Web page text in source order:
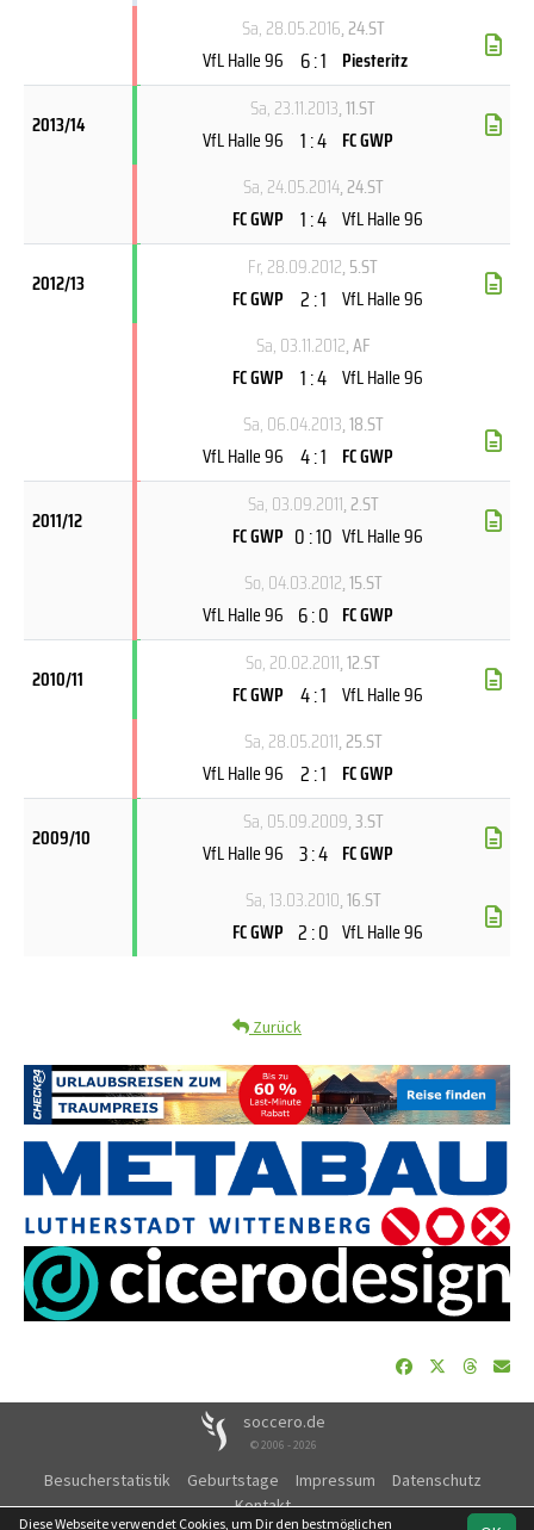
Sa, 28.05.2016, 24.ST
VfL Halle 96
6 : 1 Piesteritz
2013/14
Sa, 23.11.2013, 11.ST
VfL Halle 96 1 : 4 FC GWP
Sa, 24.05.2014, 24.ST
FC GWP 1 : 4 VfL Halle 96
2012/13
Fr, 28.09.2012, 5.ST
FC GWP 2 : 1 VfL Halle 96
Sa, 03.11.2012, AF
FC GWP 1 : 4 VfL Halle 96
Sa, 06.04.2013, 18.ST
VfL Halle 96 4 : 1 FC GWP
2011/12
Sa, 03.09.2011, 2.ST
FC GWP 0 : 10 VfL Halle 96
So, 04.03.2012, 15.ST
VfL Halle 96 6 : 0 FC GWP
2010/11
So, 20.02.2011, 12.ST
FC GWP 4 : 1 VfL Halle 96
Sa, 28.05.2011, 25.ST
VfL Halle 96 2 : 1 FC GWP
2009/10
Sa, 05.09.2009, 3.ST
VfL Halle 96 3 : 4 FC GWP
Sa, 13.03.2010, 16.ST
FC GWP 2 : 0 VfL Halle 96
Zurück
soccero.de
© 2006 - 2026
Besucherstatistik Geburtstage Impressum
Datenschutz
Kontakt
Diese Webseite verwendet Cookies, um Dir den bestmöglichen